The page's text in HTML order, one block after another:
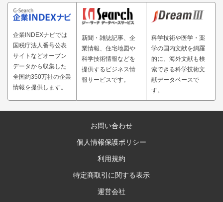
企業INDEXナビでは
国税庁法人番号公表
サイトなどオープン
データから収集した
全国約350万社の企業
情報を提供します。
新聞・雑誌記事、企
業情報、住宅地図や
科学技術情報などを
提供するビジネス情
報サービスです。
科学技術や医学・薬
学の国内文献を網羅
的に、海外文献も検
索できる科学技術文
献データベースで
す。
お問い合わせ
個人情報保護ポリシー
利用規約
特定商取引に関する表示
運営会社